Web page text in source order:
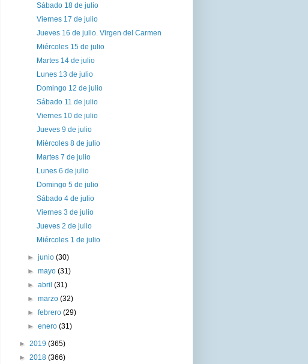
Sábado 18 de julio
Viernes 17 de julio
Jueves 16 de julio. Virgen del Carmen
Miércoles 15 de julio
Martes 14 de julio
Lunes 13 de julio
Domingo 12 de julio
Sábado 11 de julio
Viernes 10 de julio
Jueves 9 de julio
Miércoles 8 de julio
Martes 7 de julio
Lunes 6 de julio
Domingo 5 de julio
Sábado 4 de julio
Viernes 3 de julio
Jueves 2 de julio
Miércoles 1 de julio
►junio(30)
►mayo(31)
►abril(31)
►marzo(32)
►febrero(29)
►enero(31)
► 2019 (365)
► 2018 (366)